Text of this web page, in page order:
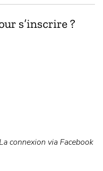
s’inscrire ?
connexion via Facebook